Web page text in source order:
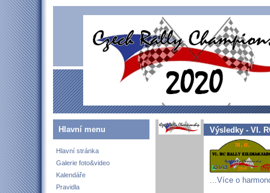
Hlavní menu
Hlavní stránka
Galerie foto&video
Kalendáře
Pravidla
Výsledky - VI.
...Více o